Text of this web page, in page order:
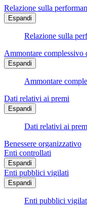
Relazione sulla
Espandi
Relazione sulla
Ammontare complessivo
Espandi
Ammontare
Dati relativi ai premi
Espandi
Dati relativi ai
Benessere organizzativo
Enti controllati
Espandi
Enti pubblici vigilati
Espandi
Enti pubblici